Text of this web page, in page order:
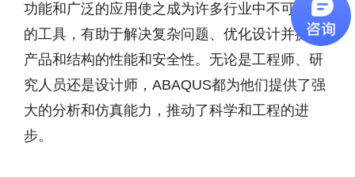
功能和广泛的应用使之成为许多行业中不可或缺
的工具，有助于解决复杂问题、优化设计并提高
产品和结构的性能和安全性。无论是工程师、研
究人员还是设计师，ABAQUS都为他们提供了强
大的分析和仿真能力，推动了科学和工程的进
步。